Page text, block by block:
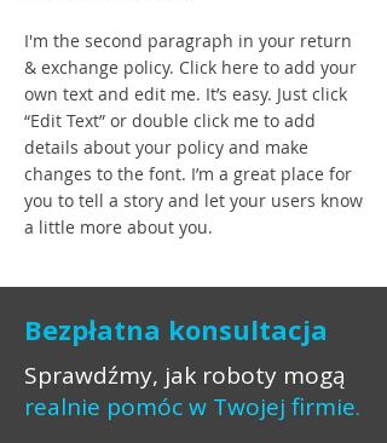
I'm the second paragraph in your return
& exchange policy. Click here to add your
own text and edit me. It’s easy. Just click
“Edit Text” or double click me to add
details about your policy and make
changes to the font. I’m a great place for
you to tell a story and let your users know
a little more about you.
Bezpłatna konsultacja
Sprawdźmy, jak roboty mogą
realnie pomóc w Twojej firmie.